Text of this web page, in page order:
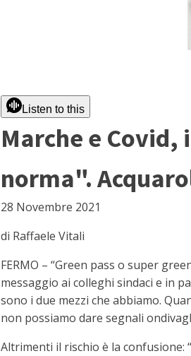
Listen to this
Marche e Covid,
norma".
28 Novembre 2021
di Raffaele Vitali
FERMO – “Green pass o super
messaggio ai colleghi sindaci e in
sono i due mezzi che abbiamo.
non possiamo dare segnali
Altrimenti il rischio è la confusione: